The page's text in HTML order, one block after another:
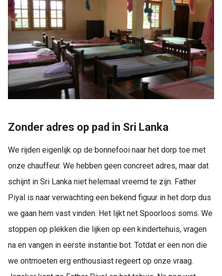
Zonder adres op pad in Sri Lanka
We rijden eigenlijk op de bonnefooi naar het dorp toe met
onze chauffeur. We hebben geen concreet adres, maar dat
schijnt in Sri Lanka niet helemaal vreemd te zijn. Father
Piyal is naar verwachting een bekend figuur in het dorp dus
we gaan hem vast vinden. Het lijkt net Spoorloos soms. We
stoppen op plekken die lijken op een kindertehuis, vragen
na en vangen in eerste instantie bot. Totdat er een non die
we ontmoeten erg enthousiast regeert op onze vraag.